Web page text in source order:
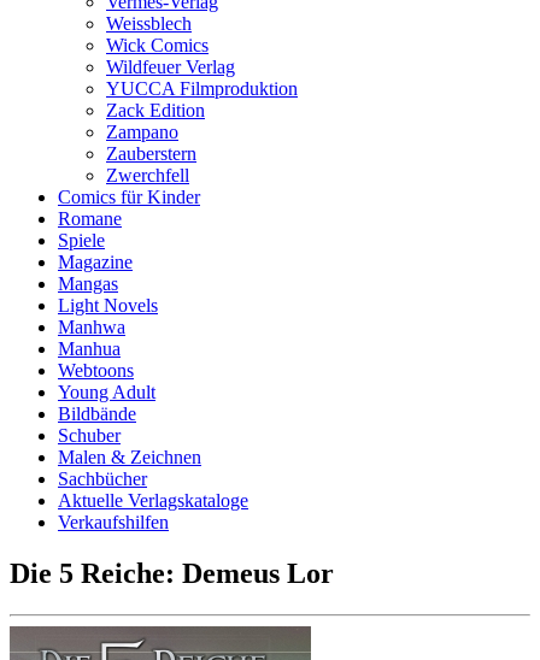
Weissblech
Wick Comics
Wildfeuer Verlag
YUCCA Filmproduktion
Zack Edition
Zampano
Zauberstern
Zwerchfell
Comics für Kinder
Romane
Spiele
Magazine
Mangas
Light Novels
Manhwa
Manhua
Webtoons
Young Adult
Bildbände
Schuber
Malen & Zeichnen
Sachbücher
Aktuelle Verlagskataloge
Verkaufshilfen
Die 5 Reiche: Demeus Lor